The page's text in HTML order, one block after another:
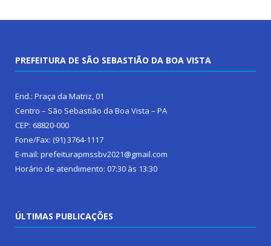
PREFEITURA DE SÃO SEBASTIÃO DA BOA VISTA
End.: Praça da Matriz, 01
Centro – São Sebastião da Boa Vista – PA
CEP: 68820-000
Fone/Fax: (91) 3764-1117
E-mail: prefeiturapmssbv2021@gmail.com
Horário de atendimento: 07:30 às 13:30
ÚLTIMAS PUBLICAÇÕES